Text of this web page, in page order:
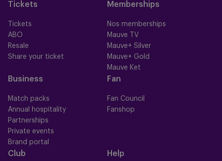
Tickets
Tickets
ABO
Resale
Share your ticket
Memberships
Nos memberships
Mauve TV
Mauve+ Silver
Mauve+ Gold
Mauve Ket
Business
Match packs
Annual hospitality
Partnerships
Private events
Brand portal
Fan
Fan Council
Fanshop
Club Help